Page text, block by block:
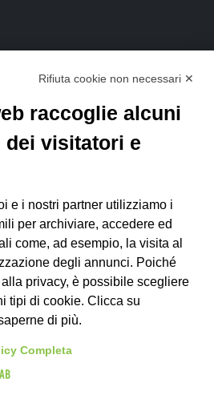
Rifiuta cookie non necessari ✕
raccoglie alcuni
dei visitatori e
e i nostri partner utilizziamo i
per archiviare, accedere ed
come, ad esempio, la visita al
degli annunci. Poiché
privacy, è possibile scegliere
tipi di cookie. Clicca su
di più.
Completa